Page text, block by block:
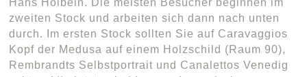
Hans Holbein. Die meisten Besucher beginnen im
zweiten Stock und arbeiten sich dann nach unten
durch. Im ersten Stock sollten Sie auf Caravaggios
Kopf der Medusa auf einem Holzschild (Raum 90),
Rembrandts Selbstportrait und Canalettos Venedig